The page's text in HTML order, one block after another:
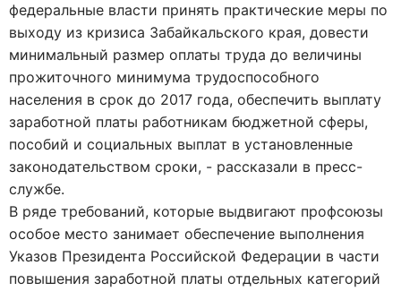
федеральные власти принять практические меры по
выходу из кризиса Забайкальского края, довести
минимальный размер оплаты труда до величины
прожиточного минимума трудоспособного
населения в срок до 2017 года, обеспечить выплату
заработной платы работникам бюджетной сферы,
пособий и социальных выплат в установленные
законодательством сроки, - рассказали в пресс-
службе.
В ряде требований, которые выдвигают профсоюзы
особое место занимает обеспечение выполнения
Указов Президента Российской Федерации в части
повышения заработной платы отдельных категорий